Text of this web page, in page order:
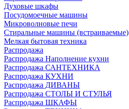
Духовые шкафы
Посудомоечные машины
Микроволновые печи
Стиральные машины (встраиваемые)
Мелкая бытовая техника
Распродажа
Распродажа Наполнение кухни
Распродажа САНТЕХНИКА
Распродажа КУХНИ
Распродажа ДИВАНЫ
Распродажа СТОЛЫ И СТУЛЬЯ
Распродажа ШКАФЫ